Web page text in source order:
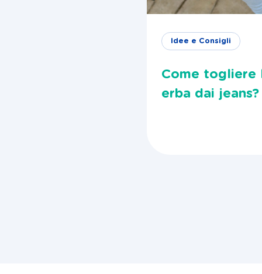
Idee e Consigli
Come togliere
erba dai jeans?